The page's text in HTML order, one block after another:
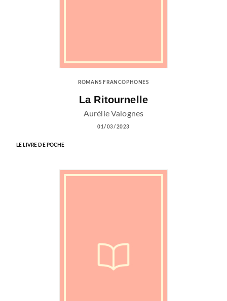
ROMANS FRANCOPHONES
La Ritournelle
Aurélie Valognes
01/03/2023
LE LIVRE DE POCHE